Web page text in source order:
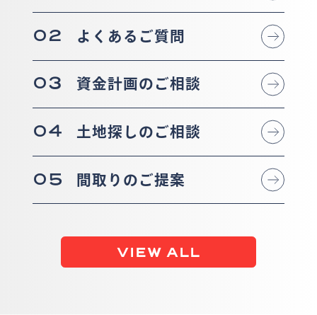
02 よくあるご質問
03 資金計画のご相談
04 土地探しのご相談
05 間取りのご提案
VIEW ALL